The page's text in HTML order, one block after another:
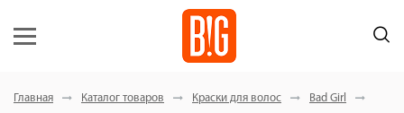
Главная Каталог товаров Краски для волос
Bad Girl